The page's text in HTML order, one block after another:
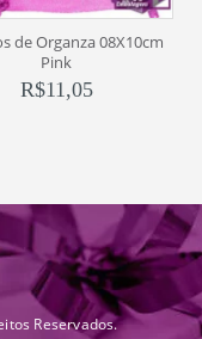
de Organza 08X10cm
Pink
R$11,05
Reservados.